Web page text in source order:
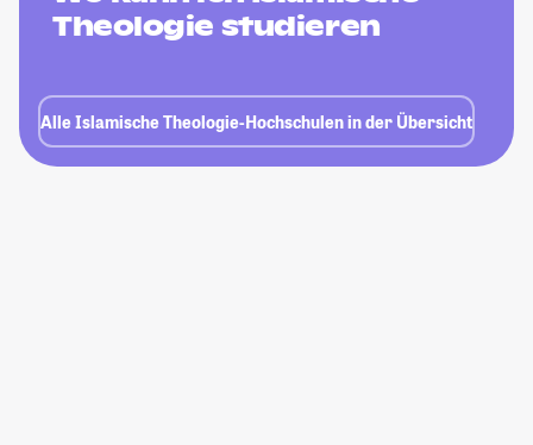
Theologie studieren
Alle Islamische Theologie-Hochschulen in der Übersicht